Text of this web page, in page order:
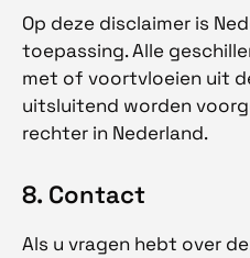
Op deze disclaimer is
toepassing. Alle
met of voortvloeien uit
uitsluitend worden
rechter in Nederland.
8. Contact
Als u vragen hebt over